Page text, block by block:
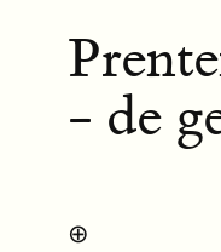
- de
⊕